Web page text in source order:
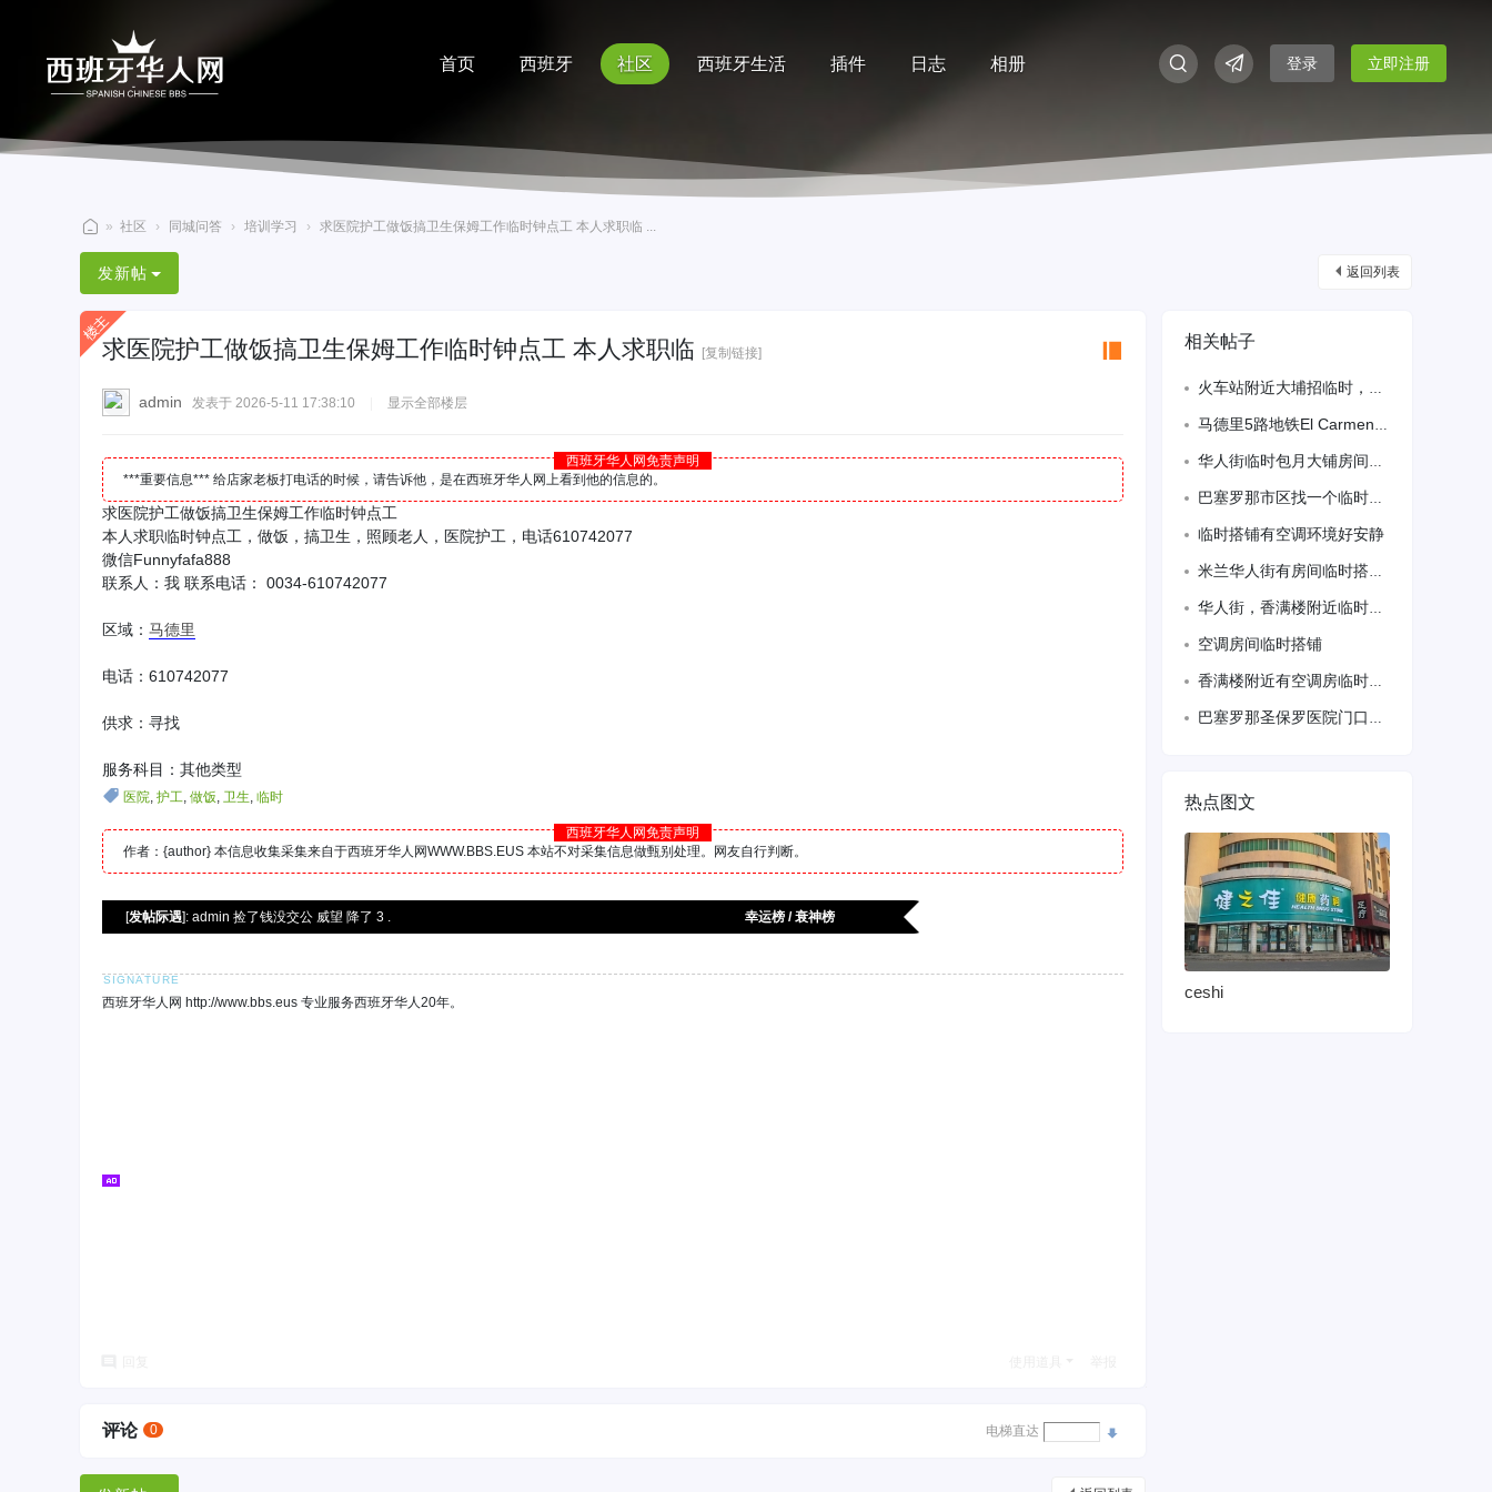
首页 西班牙 社区 西班牙生活 插件 日志 相册 登录 立即注册
西
班
牙
华
» 社区 › 同城问答 › 培训学习 › 求医院护工做饭搞卫生保姆工作临时钟点工 本人求职临 ...
返回列表
发新帖
求医院护工做饭搞卫生保姆工作临时钟点工 本人求职临 [复制链接]
admin 发表于 2026-5-11 17:38:10 显示全部楼层
西班牙华人网免责声明
***重要信息*** 给店家老板打电话的时候，请告诉他，是在西班牙华人网上看到他的信息的。
求医院护工做饭搞卫生保姆工作临时钟点工
本人求职临时钟点工，做饭，搞卫生，照顾老人，医院护工，电话610742077
微信Funnyfafa888
联系人：我 联系电话： 0034-610742077
区域： 马德里
电话：610742077
供求：寻找
服务科目：其他类型
医院, 护工, 做饭, 卫生, 临时
西班牙华人网免责声明
作者：{author} 本信息收集采集来自于西班牙华人网WWW.BBS.EUS 本站不对采集信息做甄别处理。网友自行判断。
[发帖际遇]: admin 捡了钱没交公 威望 降了 3 . 幸运榜 / 衰神榜
西班牙华人网 http://www.bbs.eus 专业服务西班牙华人20年。
评论 0 电梯直达
相关帖子
火车站附近大埔招临时，长期的，只限美女，环境干净，可接送，334238336
马德里5路地铁El Carmen 房子出租
华人街临时包月大铺房间空调开放包吃干净卫生15起3242673077
巴塞罗那市区找一个临时打扫门店卫生的！vx：688599432
临时搭铺有空调环境好安静
米兰华人街有房间临时搭铺，一个大房间可以两个人住，环境卫生干净整洁，交通方便吃饭
华人街，香满楼附近临时家庭旅馆，，夫妻房间有空调，，，正规房间，独立房阳台，，卫
空调房间临时搭铺
香满楼附近有空调房临时搭铺
巴塞罗那圣保罗医院门口单人间短期出租，交通四通八达，全包。微信:yangguan
热点图文
ceshi